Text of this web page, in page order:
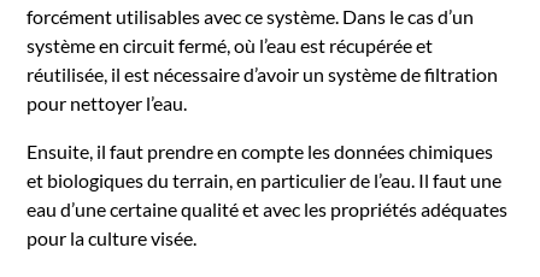
forcément utilisables avec ce système. Dans le cas d’un
système en circuit fermé, où l’eau est récupérée et
réutilisée, il est nécessaire d’avoir un système de filtration
pour nettoyer l’eau.
Ensuite, il faut prendre en compte les données chimiques
et biologiques du terrain, en particulier de l’eau. Il faut une
eau d’une certaine qualité et avec les propriétés adéquates
pour la culture visée.